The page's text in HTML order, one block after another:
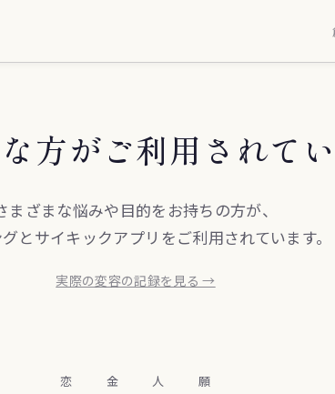
方がご利用されて
まざまな悩みや目的をお持ちの方が、
とサイキックアプリをご利用されています。
実際の変容の記録を見る →
恋 金 人 願